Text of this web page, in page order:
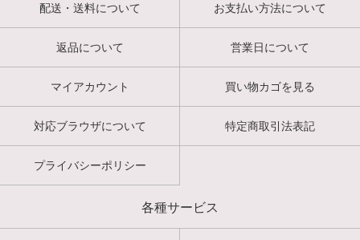
配送・送料について お支払い方法について
返品について 営業日について
マイアカウント 買い物カゴを見る
対応ブラウザについて 特定商取引法表記
プライバシーポリシー
各種サービス